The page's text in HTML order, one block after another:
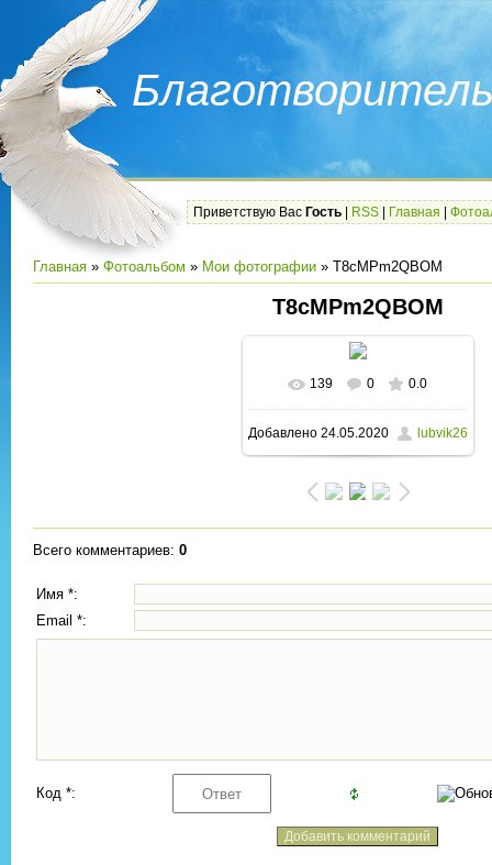
Приветствую Вас Гость RSS Главная
Главная » Фотоальбом » Мои фотографии » T8cMPm2QBOM
T8cMPm2QBOM
В реальном размере
1080x1080/ 477.9Kb
139 0 0.0
Добавлено24.05.2020 lubvik26
Всего комментариев: 0
Имя *:
Email *:
Код *: